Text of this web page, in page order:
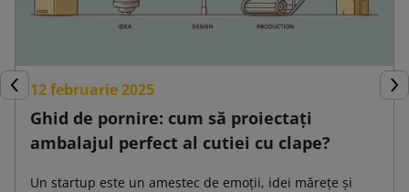
Inapoi12 februarie 2025
Ghid de pornire: cum să proiectați
ambalajul perfect al cutiei cu clape?
Un startup este un amestec de emoții, idei mărețe și